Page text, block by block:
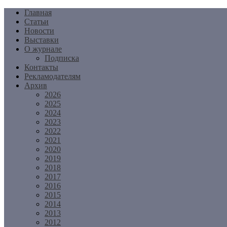
Перейти
содержимому
Главная
Статьи
Новости
Выставки
О журнале
Подписка
Контакты
Рекламодателям
Архив
2026
2025
2024
2023
2022
2021
2020
2019
2018
2017
2016
2015
2014
2013
2012